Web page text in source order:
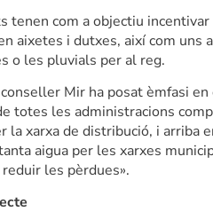
tenen com a objectiu
aixetes i dutxes, així com
o les pluvials per al reg.
Mir ha posat èmfasi
totes les administracions
la xarxa de distribució, i arriba
aigua per les xarxes
les pèrdues».